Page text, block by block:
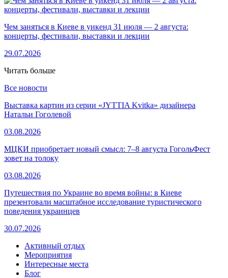
Чем заняться в Киеве в уикенд 31 июля — 2 августа:
концерты, фестивали, выставки и лекции
29.07.2026
Читать больше
Все новости
Выставка картин из серии «JYTTIA Kvitka» дизайнера
Натальи Гоголевой
03.08.2026
МЦКИ приобретает новый смысл: 7–8 августа ГогольФест
зовет на толоку
03.08.2026
Путешествия по Украине во время войны: в Киеве
презентовали масштабное исследование туристического
поведения украинцев
30.07.2026
Активный отдых
Мероприятия
Интересные места
Блог